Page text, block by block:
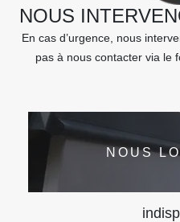
NOUS
En cas d’urgence, nous
pas à nous contacter via le
NOUS